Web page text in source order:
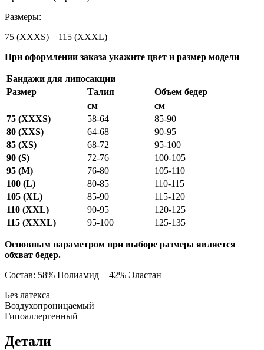
Размеры:
75 (XXXS) – 115 (XXXL)
При оформлении заказа укажите цвет и размер модели
Бандажи для липосакции
Размер
Талия
Объем бедер
см
см
75 (XXXS)
58-64
85-90
80 (XXS)
64-68
90-95
85 (XS)
68-72
95-100
90 (S)
72-76
100-105
95 (M)
76-80
105-110
100 (L)
80-85
110-115
105 (XL)
85-90
115-120
110 (XXL)
90-95
120-125
115 (XXXL)
95-100 125-135
Основным параметром при выборе размера является
обхват бедер.
Состав: 58% Полиамид + 42% Эластан
Без латекса
Воздухопроницаемый
Гипоаллергенный
Детали